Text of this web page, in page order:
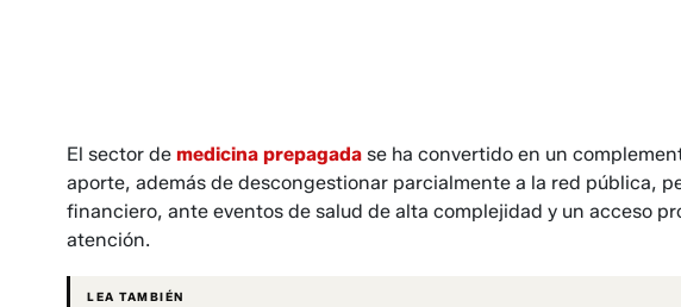
El sector de medicina prepaga­da se ha convertido en un
aporte, además de descongestionar parcialmente a la red pública,
financiero, ante eventos de sa­lud de alta complejidad y un ac­ceso
atención.
LEA TAMBIÉN